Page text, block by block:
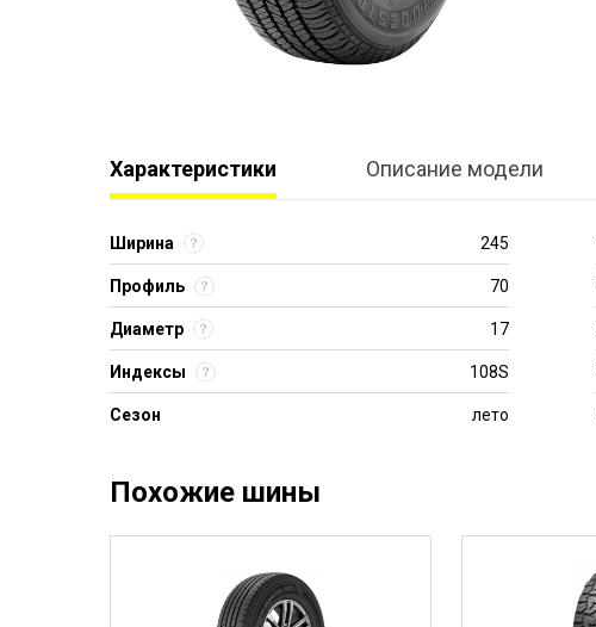
Характеристики Описание модели
Ширина 245
Профиль 70
Диаметр 17
Индексы 108S
Сезон лето
Похожие шины